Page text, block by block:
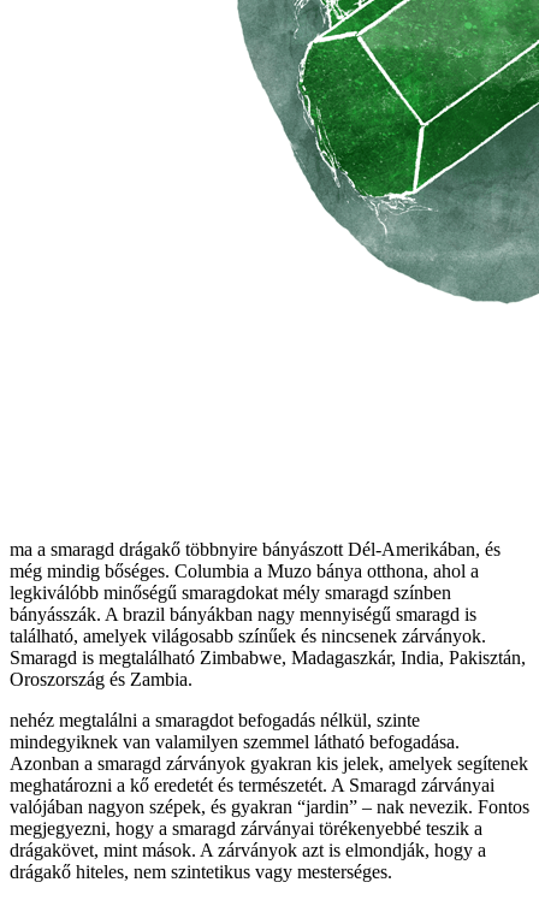
ma a smaragd drágakő többnyire bányászott Dél-Amerikában, és
még mindig bőséges. Columbia a Muzo bánya otthona, ahol a
legkiválóbb minőségű smaragdokat mély smaragd színben
bányásszák. A brazil bányákban nagy mennyiségű smaragd is
található, amelyek világosabb színűek és nincsenek zárványok.
Smaragd is megtalálható Zimbabwe, Madagaszkár, India, Pakisztán,
Oroszország és Zambia.
nehéz megtalálni a smaragdot befogadás nélkül, szinte
mindegyiknek van valamilyen szemmel látható befogadása.
Azonban a smaragd zárványok gyakran kis jelek, amelyek segítenek
meghatározni a kő eredetét és természetét. A Smaragd zárványai
valójában nagyon szépek, és gyakran “jardin” – nak nevezik. Fontos
megjegyezni, hogy a smaragd zárványai törékenyebbé teszik a
drágakövet, mint mások. A zárványok azt is elmondják, hogy a
drágakő hiteles, nem szintetikus vagy mesterséges.